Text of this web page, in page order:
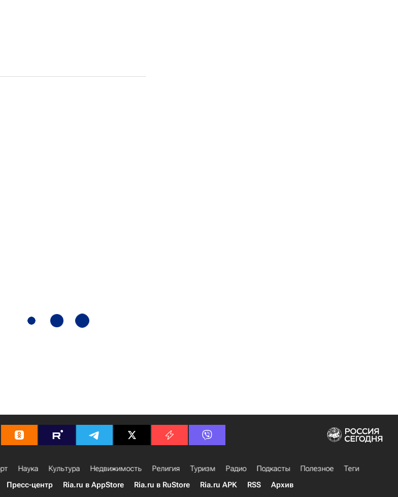
Наука Культура Недвижимость Религия Туризм Радио Подкасты Полезное
Теги
Пресс-центр Ria.ru в AppStore Ria.ru в RuStore Ria.ru APK RSS Архив